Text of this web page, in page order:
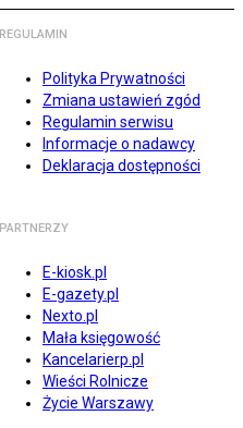
REGULAMIN
Polityka Prywatności
Zmiana ustawień zgód
Regulamin serwisu
Informacje o nadawcy
Deklaracja dostępności
PARTNERZY
E-kiosk.pl
E-gazety.pl
Nexto.pl
Mała księgowość
Kancelarierp.pl
Wieści Rolnicze
Życie Warszawy